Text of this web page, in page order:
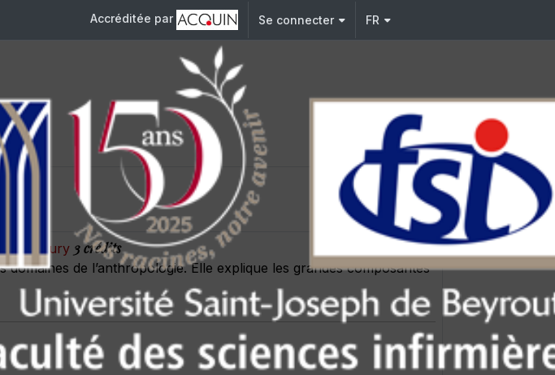
Accréditée par Se connecter FR
Chagoury 3 crédits
de l’anthropologie. Elle explique les grandes composantes